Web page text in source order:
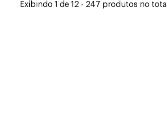
Exibindo 1 de 12 - 247 produtos no total